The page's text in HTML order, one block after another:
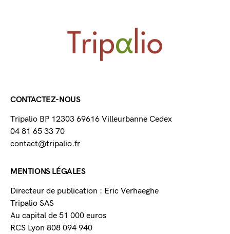
CONTACTEZ-NOUS
Tripalio BP 12303 69616 Villeurbanne Cedex
04 81 65 33 70
contact@tripalio.fr
MENTIONS LÉGALES
Directeur de publication : Eric Verhaeghe
Tripalio SAS
Au capital de 51 000 euros
RCS Lyon 808 094 940